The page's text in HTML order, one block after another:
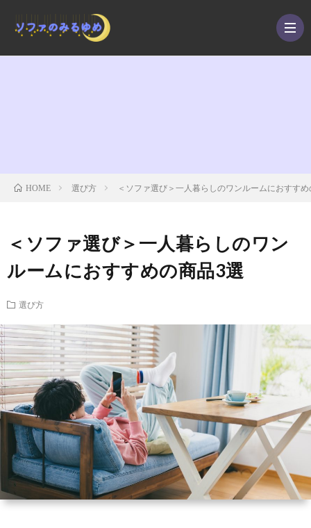
ラ
HOME 選び方 ＜ソファ選び＞一人暮らしのワンルームにおすす
＜ソファ選び＞一人暮らしのワン
ルームにおすすめの商品3選
選び方